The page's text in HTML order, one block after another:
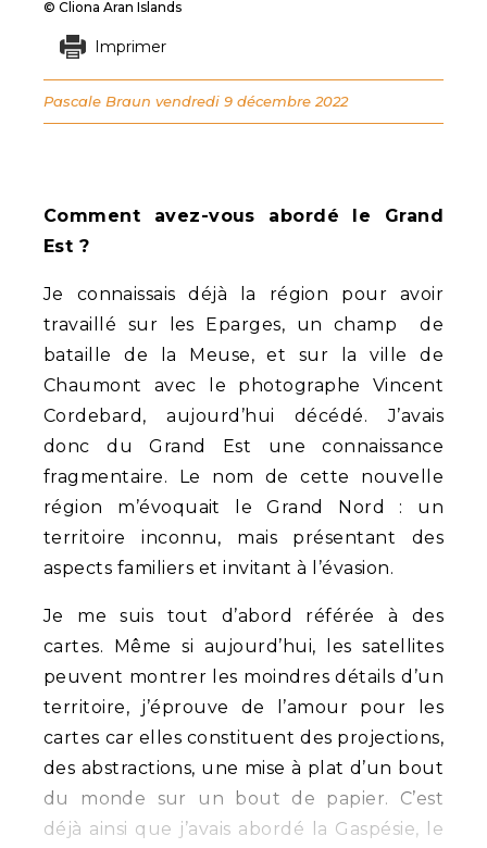
Comment avez-vous abordé le Grand
Est ?
Je connaissais déjà la région pour avoir
travaillé sur les Eparges, un champ de
bataille de la Meuse, et sur la ville de
Chaumont avec le photographe Vincent
Cordebard, aujourd’hui décédé. J’avais
donc du Grand Est une connaissance
fragmentaire. Le nom de cette nouvelle
région m’évoquait le Grand Nord : un
territoire inconnu, mais présentant des
aspects familiers et invitant à l’évasion.
Je me suis tout d’abord référée à des
cartes. Même si aujourd’hui, les satellites
peuvent montrer les moindres détails d’un
territoire, j’éprouve de l’amour pour les
cartes car elles constituent des projections,
des abstractions, une mise à plat d’un bout
du monde sur un bout de papier. C’est
déjà ainsi que j’avais abordé la Gaspésie, le
© Cliona Aran Islands
Imprimer
Pascale Braun vendredi 9 décembre 2022